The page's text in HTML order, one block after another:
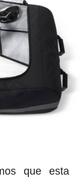
que esta